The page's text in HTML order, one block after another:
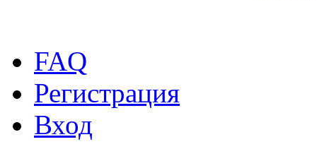
FAQ
Регистрация
Вход